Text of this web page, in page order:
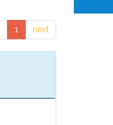
1 next